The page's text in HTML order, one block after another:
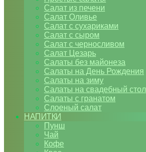
Салат из печени
Салат Оливье
Салат с сухариками
Салат с сыром
Салат с черносливом
Салат Цезарь
Салаты без майонеза
Салаты на День Рождения
Салаты на зиму
Салаты на свадебный стол
Салаты с гранатом
Слоеный салат
НАПИТКИ
Пунш
Чай
Кофе